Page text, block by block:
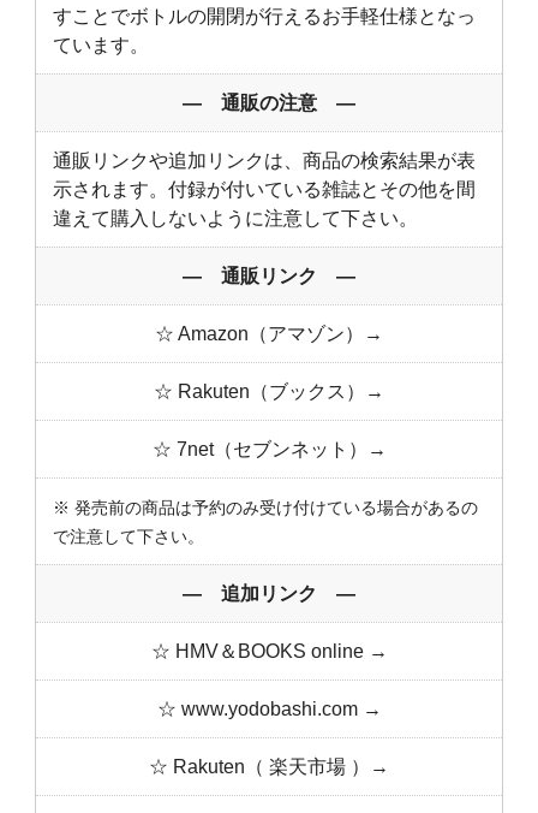
すことでボトルの開閉が行えるお手軽仕様となっ
ています。
― 通販の注意 ―
通販リンクや追加リンクは、商品の検索結果が表
示されます。付録が付いている雑誌とその他を間
違えて購入しないように注意して下さい。
― 通販リンク ―
☆ Amazon（アマゾン）→
☆ Rakuten（ブックス）→
☆ 7net（セブンネット）→
※ 発売前の商品は予約のみ受け付けている場合があるの
で注意して下さい。
― 追加リンク ―
☆ HMV＆BOOKS online →
☆ www.yodobashi.com →
☆ Rakuten（ 楽天市場 ）→